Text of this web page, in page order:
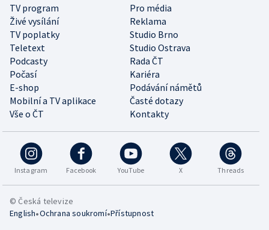
TV program
Pro média
Živé vysílání
Reklama
TV poplatky
Studio Brno
Teletext
Studio Ostrava
Podcasty
Rada ČT
Počasí
Kariéra
E-shop
Podávání námětů
Mobilní a TV aplikace
Časté dotazy
Vše o ČT
Kontakty
Instagram Facebook YouTube X Threads
© Česká televize
English•Ochrana soukromí•Přístupnost